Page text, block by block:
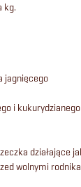
kg.
jagnięcego
i
działające
wolnymi